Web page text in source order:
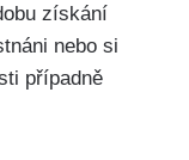
získání
nebo si
případně